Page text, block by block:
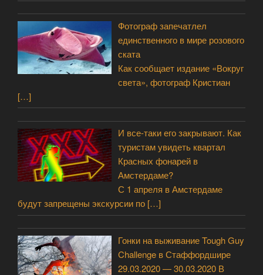
Фотограф запечатлел
единственного в мире розового
ската
Как сообщает издание «Вокруг
света», фотограф Кристиан
[…]
И все-таки его закрывают. Как
туристам увидеть квартал
Красных фонарей в
Амстердаме?
С 1 апреля в Амстердаме
будут запрещены экскурсии по […]
Гонки на выживание Tough Guy
Challenge в Стаффордшире
29.03.2020 — 30.03.2020 В